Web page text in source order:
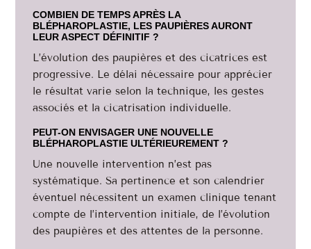
COMBIEN DE TEMPS APRÈS LA
BLÉPHAROPLASTIE, LES PAUPIÈRES AURONT
LEUR ASPECT DÉFINITIF ?
L’évolution des paupières et des cicatrices est
progressive. Le délai nécessaire pour apprécier
le résultat varie selon la technique, les gestes
associés et la cicatrisation individuelle.
PEUT-ON ENVISAGER UNE NOUVELLE
BLÉPHAROPLASTIE ULTÉRIEUREMENT ?
Une nouvelle intervention n’est pas
systématique. Sa pertinence et son calendrier
éventuel nécessitent un examen clinique tenant
compte de l’intervention initiale, de l’évolution
des paupières et des attentes de la personne.